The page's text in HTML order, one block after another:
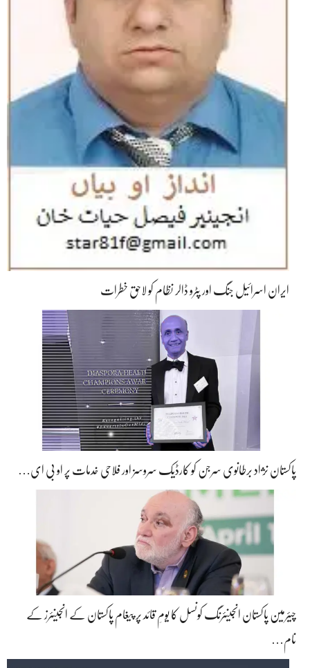
ایران اسرائیل جنگ اور پٹرو ڈالر نظام کو لاحق خطرات
پاکستان نژاد برطانوی سرجن کو کارڈیک سروسز اور فلاحی خدمات پر او بی ای…
چیئرمین پاکستان انجینئرنگ کونسل کا یومِ قائد پر پیغام پاکستان کے انجینئرز کے
نام…